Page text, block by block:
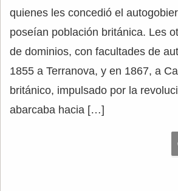
quienes les concedió el
poseían población británica. Les
de dominios, con facultades de
1855 a Terranova, y en 1867, a
británico, impulsado por la
abarcaba hacia […]